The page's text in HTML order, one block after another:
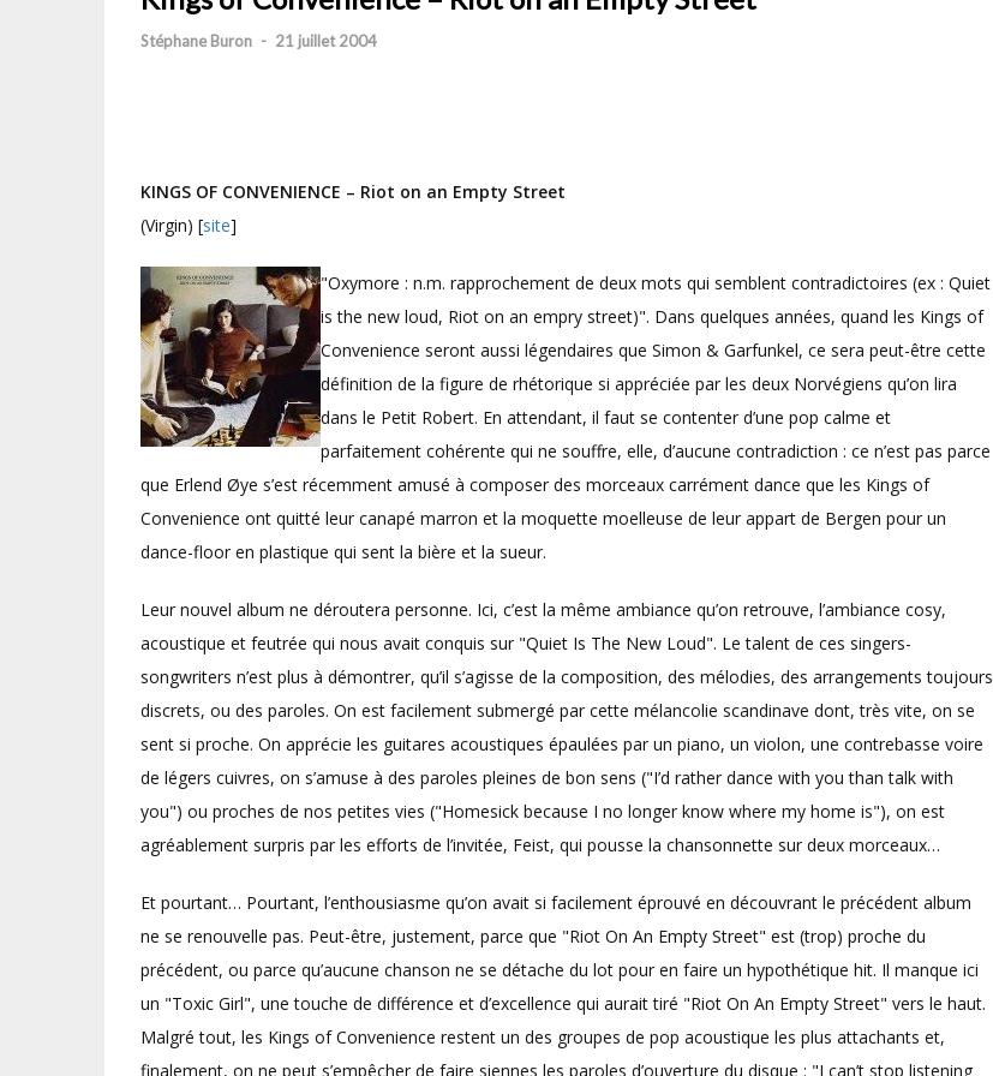
Stéphane Buron - 21 juillet 2004
KINGS OF CONVENIENCE – Riot on an Empty Street
(Virgin) [site]
"Oxymore : n.m. rapprochement de deux mots qui semblent contradictoires (ex : Quiet
is the new loud, Riot on an empry street)". Dans quelques années, quand les Kings of
Convenience seront aussi légendaires que Simon & Garfunkel, ce sera peut-être cette
définition de la figure de rhétorique si appréciée par les deux Norvégiens qu’on lira
dans le Petit Robert. En attendant, il faut se contenter d’une pop calme et
parfaitement cohérente qui ne souffre, elle, d’aucune contradiction : ce n’est pas parce
que Erlend Øye s’est récemment amusé à composer des morceaux carrément dance que les Kings of
Convenience ont quitté leur canapé marron et la moquette moelleuse de leur appart de Bergen pour un
dance-floor en plastique qui sent la bière et la sueur.
Leur nouvel album ne déroutera personne. Ici, c’est la même ambiance qu’on retrouve, l’ambiance cosy,
acoustique et feutrée qui nous avait conquis sur "Quiet Is The New Loud". Le talent de ces singers-
songwriters n’est plus à démontrer, qu’il s’agisse de la composition, des mélodies, des arrangements toujours
discrets, ou des paroles. On est facilement submergé par cette mélancolie scandinave dont, très vite, on se
sent si proche. On apprécie les guitares acoustiques épaulées par un piano, un violon, une contrebasse voire
de légers cuivres, on s’amuse à des paroles pleines de bon sens ("I’d rather dance with you than talk with
you") ou proches de nos petites vies ("Homesick because I no longer know where my home is"), on est
agréablement surpris par les efforts de l’invitée, Feist, qui pousse la chansonnette sur deux morceaux…
Et pourtant… Pourtant, l’enthousiasme qu’on avait si facilement éprouvé en découvrant le précédent album
ne se renouvelle pas. Peut-être, justement, parce que "Riot On An Empty Street" est (trop) proche du
précédent, ou parce qu’aucune chanson ne se détache du lot pour en faire un hypothétique hit. Il manque ici
un "Toxic Girl", une touche de différence et d’excellence qui aurait tiré "Riot On An Empty Street" vers le haut.
Malgré tout, les Kings of Convenience restent un des groupes de pop acoustique les plus attachants et,
finalement, on ne peut s’empêcher de faire siennes les paroles d’ouverture du disque : "I can’t stop listening